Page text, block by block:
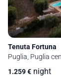
Tenuta Fortuna
Puglia, Puglia
1.259€ night